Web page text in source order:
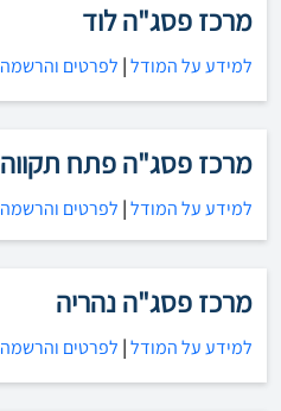
מרכז פסג"ה לוד
למידע על המודל| לפרטים והרשמה
מרכז פסג"ה פתח תקווה
למידע על המודל| לפרטים והרשמה
מרכז פסג"ה נהריה
למידע על המודל| לפרטים והרשמה